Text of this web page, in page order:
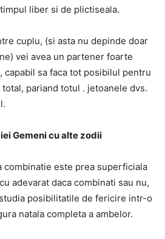
liber si de plictiseala.
cuplu, (si asta nu depinde doar
vei avea un partener foarte
capabil sa faca tot posibilul pentru
pariand totul . jetoanele dvs.
Gemenicu alte zodii
combinatie este prea superficiala
adevarat daca combinati sau nu,
posibilitatile de fericire intr-o
natala completa a ambelor.